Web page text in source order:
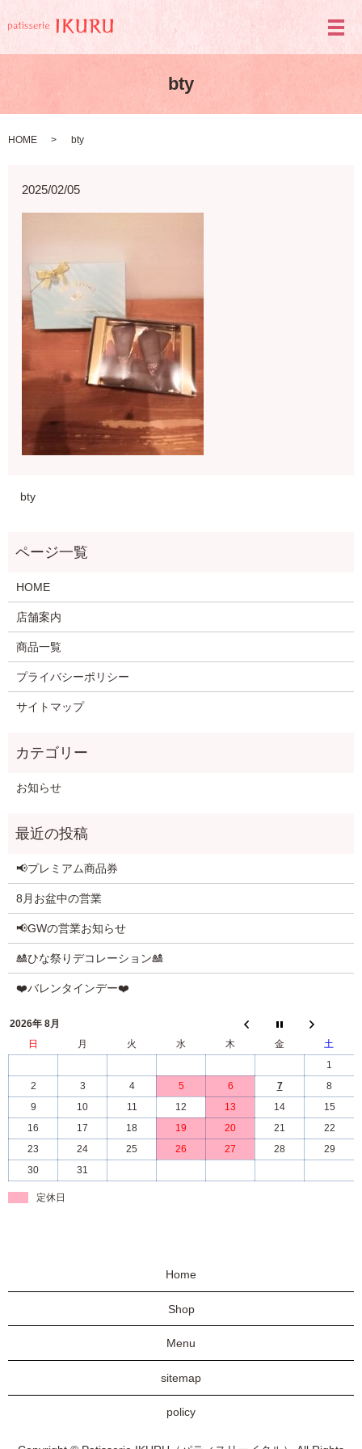
メ
bty
HOME bty
2025/02/05
bty
HOME
店舗案内
商品一覧
プライバシーポリシー
サイトマップ
お知らせ
📢プレミアム商品券
8月お盆中の営業
📢GWの営業お知らせ
🎎ひな祭りデコレーション🎎
❤️バレンタインデー❤️
2026年 8月
日
月 火 水 木 金
土
1
2
3 4 5 6 7
8
9
10 11 12 13 14
15
16
17 18 19 20 21
22
23
24 25 26 27 28
29
30
31
定休日
Home
Shop
Menu
sitemap
policy